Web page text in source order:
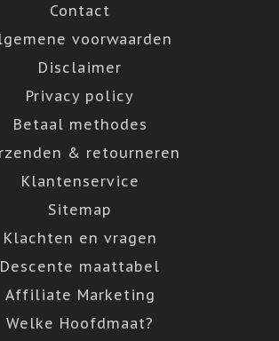
Contact
voorwaarden
Disclaimer
Privacy policy
Betaal methodes
& retourneren
Klantenservice
Sitemap
Klachten en vragen
Descente maattabel
Affiliate Marketing
Welke Hoofdmaat?